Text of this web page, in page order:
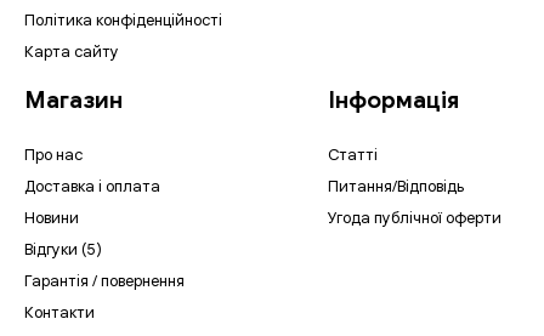
Політика конфіденційності
Карта сайту
Магазин
Про нас
Доставка і оплата
Новини
Відгуки (5)
Гарантія / повернення
Контакти
Інформація
Статті
Питання/Відповідь
Угода публічної оферти